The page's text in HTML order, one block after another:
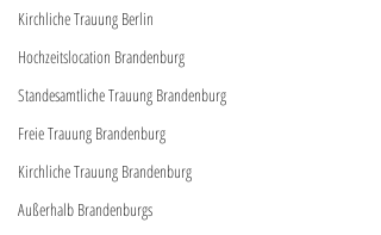
Kirchliche Trauung Berlin
Hochzeitslocation Brandenburg
Standesamtliche Trauung Brandenburg
Freie Trauung Brandenburg
Kirchliche Trauung Brandenburg
Außerhalb Brandenburgs